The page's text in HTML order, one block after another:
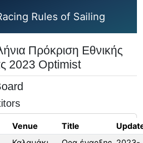
Rules of Sailing
Πρόκριση Εθνικής
2023 Optimist
Venue Title